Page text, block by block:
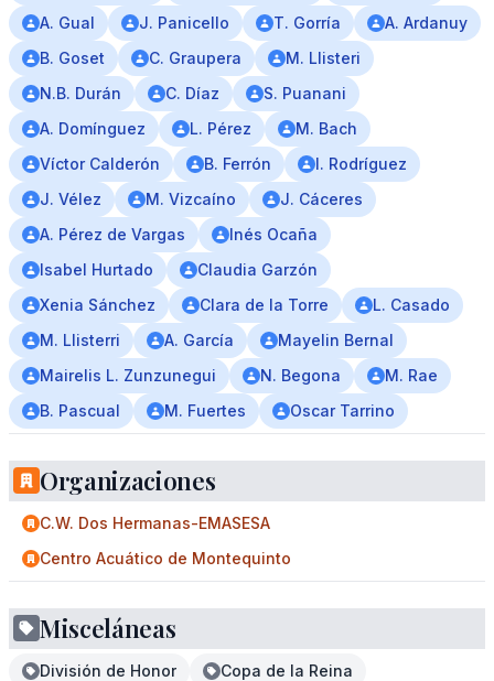
A. Gual
J. Panicello T. Gorría
A. Ardanuy
B. Goset
C. Graupera
M. Llisteri
N.B. Durán
C. Díaz
S. Puanani
A. Domínguez
L. Pérez
M. Bach
Víctor Calderón
B. Ferrón
I. Rodríguez
J. Vélez
M. Vizcaíno
J. Cáceres
A. Pérez de Vargas
Inés Ocaña
Isabel Hurtado
Claudia Garzón
Xenia Sánchez
Clara de la Torre
L. Casado
M. Llisterri
A. García
Mayelin Bernal
Mairelis L. Zunzunegui
N. Begona
M. Rae
B. Pascual
M. Fuertes Oscar Tarrino
Organizaciones
C.W. Dos Hermanas-EMASESA
Centro Acuático de Montequinto
Misceláneas
División de Honor Copa de la Reina